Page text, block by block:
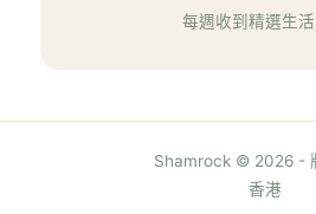
每週收到精選生
Shamrock © 2026 -
香港